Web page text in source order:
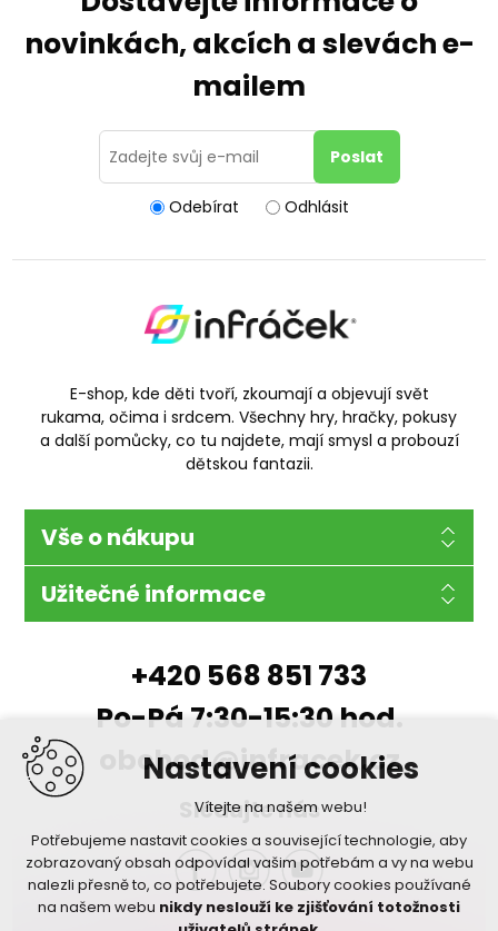
Nastavení cookies
Vítejte na našem webu!
Potřebujeme nastavit cookies a související technologie, aby
zobrazovaný obsah odpovídal vašim potřebám a vy na webu
nalezli přesně to, co potřebujete. Soubory cookies používané
na našem webu nikdy neslouží ke zjišťování totožnosti
novinkách, akcích a slevách e-
mailem
Odebírat Odhlásit
E-shop, kde děti tvoří, zkoumají a objevují svět
rukama, očima i srdcem. Všechny hry, hračky, pokusy
a další pomůcky, co tu najdete, mají smysl a probouzí
dětskou fantazii.
Vše o nákupu
Užitečné informace
+420 568 851 733
Po-Pá 7:30-15:30 hod.
obchod@infracek.cz
Sledujte nás